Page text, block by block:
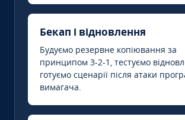
Бекап і відновлення
Будуємо резервне копіювання за
принципом 3-2-1, тестуємо
готуємо сценарії після атаки
вимагача.